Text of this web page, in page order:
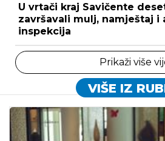
U vrtači kraj Savičente
završavali mulj, namještaj i
inspekcija
Prikaži više
VIŠE IZ